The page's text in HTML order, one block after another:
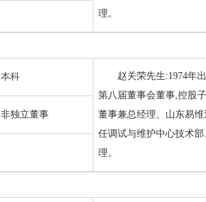
理。
本科
赵关荣先生:1974年
第八届董事会董事,控股
董事兼总经理、山东易
任调试与维护中心技术
理。
非独立董事